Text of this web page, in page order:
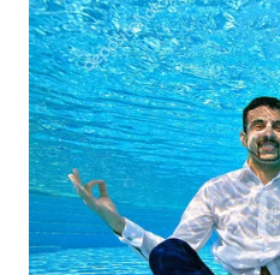
WN
SUMEDANG
WN
CIANJUR
WN
KEPULAUAN
SERIBU